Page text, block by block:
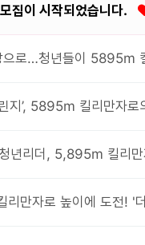
집이 시작되었습니다.
으로…청년들이 5895m
지’, 5895m 킬리만자
년리더, 5,895m 킬리만
만자로 높이에 도전! '